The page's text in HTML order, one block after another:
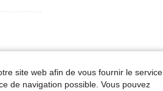
site web afin de vous fournir le service
de navigation possible. Vous pouvez